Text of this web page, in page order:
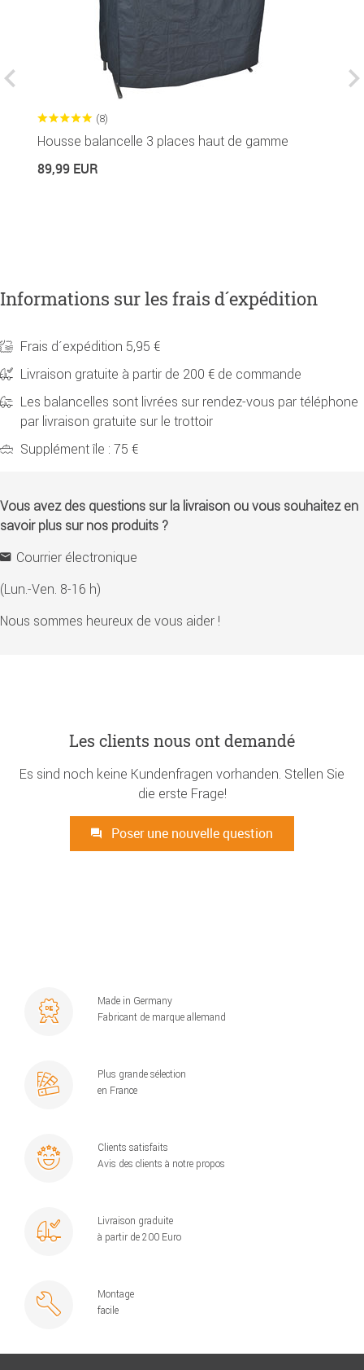
(8)
Housse balancelle 3 places haut de gamme
89,99 EUR
Informations sur les frais d´expédition
Frais d´expédition 5,95 €
Livraison gratuite à partir de 200 € de commande
Les balancelles sont livrées sur rendez-vous par téléphone
par livraison gratuite sur le trottoir
Supplément île : 75 €
Vous avez des questions sur la livraison ou vous souhaitez en
savoir plus sur nos produits ?
Courrier électronique
(Lun.-Ven. 8-16 h)
Nous sommes heureux de vous aider !
Les clients nous ont demandé
Es sind noch keine Kundenfragen vorhanden. Stellen Sie
die erste Frage!
Poser une nouvelle question
Made in Germany
Fabricant de marque allemand
Plus grande sélection
en France
Clients satisfaits
Avis des clients à notre propos
Livraison graduite
à partir de 200 Euro
Montage
facile